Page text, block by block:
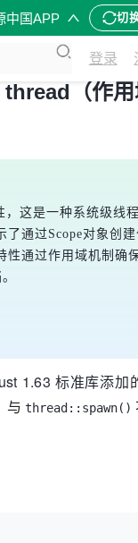
中国APP 切
登录
（作
，这是一种系统级线
通过Scope对象创
通过作用域机制确
1.63 标准库添加
与 thread::spawn()